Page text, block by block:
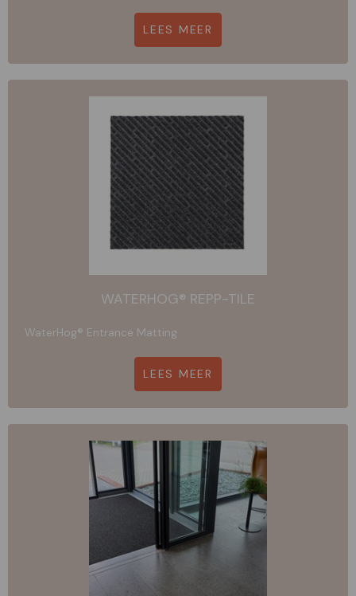
LEES MEER
WATERHOG® REPP-TILE
WaterHog® Entrance Matting
LEES MEER